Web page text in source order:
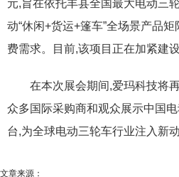
元,旨在依托丰县全国最大电动三
动“休闲+货运+篷车”全场景产品
费需求。目前,该项目正在加紧建设
在本次展会期间,爱玛科技将
众多国际采购商和观众展示中国
台,为全球电动三轮车行业注入新动
文章来源：